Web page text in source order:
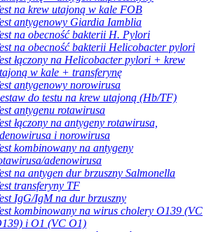
na krew utajoną w kale FOB
antygenowy Giardia Iamblia
na obecność bakterii H. Pylori
na obecność bakterii Helicobacter pylori
łączony na Helicobacter pylori + krew
w kale + transferynę
antygenowy norowirusa
do testu na krew utajoną (Hb/TF)
antygenu rotawirusa
łączony na antygeny rotawirusa,
i norowirusa
kombinowany na antygeny
adenowirusa
na antygen dur brzuszny Salmonella
transferyny TF
IgG/IgM na dur brzuszny
kombinowany na wirus cholery O139 (VC
i O1 (VC O1)